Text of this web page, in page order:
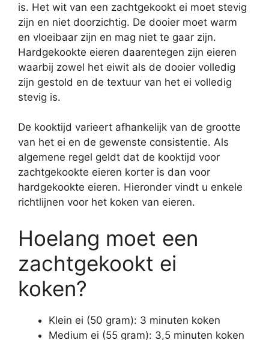
is. Het wit van een zachtgekookt ei moet stevig
zijn en niet doorzichtig. De dooier moet warm
en vloeibaar zijn en mag niet te gaar zijn.
Hardgekookte eieren daarentegen zijn eieren
waarbij zowel het eiwit als de dooier volledig
zijn gestold en de textuur van het ei volledig
stevig is.
De kooktijd varieert afhankelijk van de grootte
van het ei en de gewenste consistentie. Als
algemene regel geldt dat de kooktijd voor
zachtgekookte eieren korter is dan voor
hardgekookte eieren. Hieronder vindt u enkele
richtlijnen voor het koken van eieren.
Hoelang moet een
zachtgekookt ei
koken?
Klein ei (50 gram): 3 minuten koken
Medium ei (55 gram): 3,5 minuten koken